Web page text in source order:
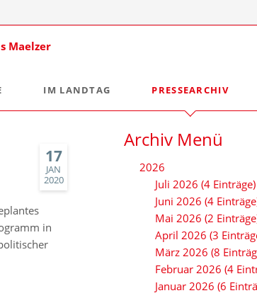
IM LANDTAG
Fraktion vor Ort
digital:k
PRESSEARCHIV
17
JAN
2020
in
Archiv Menü
2026
Juli 2026 (4 Einträge)
Juni 2026 (4
Mai 2026 (2
April 2026 (3
März 2026 (8
Februar 2026 (4
Januar 2026 (6